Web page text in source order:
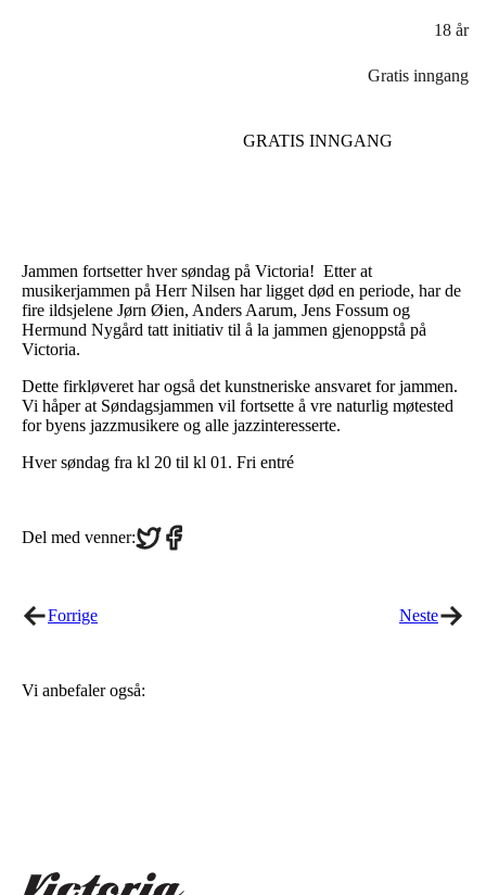
18 år
Gratis inngang
GRATIS INNGANG
Jammen fortsetter hver søndag på Victoria! Etter at
musikerjammen på Herr Nilsen har ligget død en periode, har de
fire ildsjelene Jørn Øien, Anders Aarum, Jens Fossum og
Hermund Nygård tatt initiativ til å la jammen gjenoppstå på
Victoria.
Dette firkløveret har også det kunstneriske ansvaret for jammen.
Vi håper at Søndagsjammen vil fortsette å vre naturlig møtested
for byens jazzmusikere og alle jazzinteresserte.
Hver søndag fra kl 20 til kl 01. Fri entré
Del med venner:Share
on
Share
on
Forrige Neste
Vi anbefaler også: